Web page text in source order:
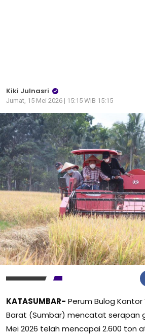
Kiki Julnasri
Jumat, 15 Mei 2026 | 15:15 WIB 15:15
KATASUMBAR- Perum Bulog
Barat (Sumbar) mencatat serapan
Mei 2026 telah mencapai 2.600 ton